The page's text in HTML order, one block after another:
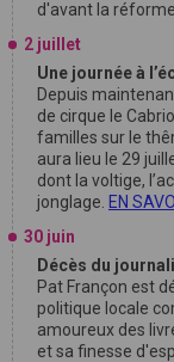
d'avant la
2 juillet
Une journée à
Depuis
de cirque le
familles sur le
aura lieu le 29
dont la voltige,
jonglage. EN
30 juin
Décès du
Pat Françon est
politique locale
amoureux des
et sa finesse